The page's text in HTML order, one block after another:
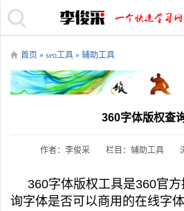
首页 » seo工具 » 辅助工具
360字体版权查
作者：李俊采 栏目： 辅助工具
360字体版权工具是360官方
询字体是否可以商用的在线字